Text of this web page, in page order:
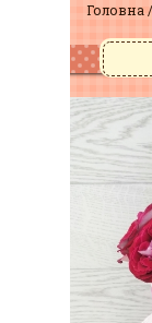
Головна